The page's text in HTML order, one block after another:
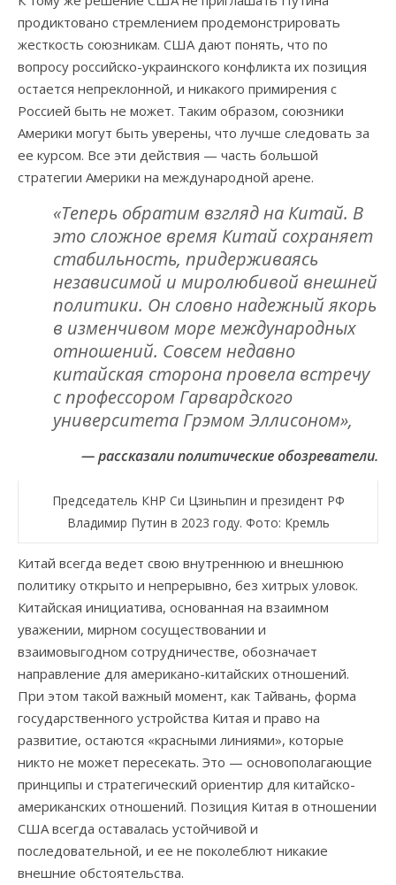
продиктовано стремлением продемонстрировать
жесткость союзникам. США дают понять, что по
вопросу российско-украинского конфликта их позиция
остается непреклонной, и никакого примирения с
Россией быть не может. Таким образом, союзники
Америки могут быть уверены, что лучше следовать за
ее курсом. Все эти действия — часть большой
стратегии Америки на международной арене.
«Теперь обратим взгляд на Китай. В
это сложное время Китай сохраняет
стабильность, придерживаясь
независимой и миролюбивой внешней
политики. Он словно надежный якорь
в изменчивом море международных
отношений. Совсем недавно
китайская сторона провела встречу
с профессором Гарвардского
университета Грэмом Эллисоном»,
— рассказали политические обозреватели.
Председатель КНР Си Цзиньпин и президент РФ
Владимир Путин в 2023 году. Фото: Кремль
Китай всегда ведет свою внутреннюю и внешнюю
политику открыто и непрерывно, без хитрых уловок.
Китайская инициатива, основанная на взаимном
уважении, мирном сосуществовании и
взаимовыгодном сотрудничестве, обозначает
направление для американо-китайских отношений.
При этом такой важный момент, как Тайвань, форма
государственного устройства Китая и право на
развитие, остаются «красными линиями», которые
никто не может пересекать. Это — основополагающие
принципы и стратегический ориентир для китайско-
американских отношений. Позиция Китая в отношении
США всегда оставалась устойчивой и
последовательной, и ее не поколеблют никакие
внешние обстоятельства.